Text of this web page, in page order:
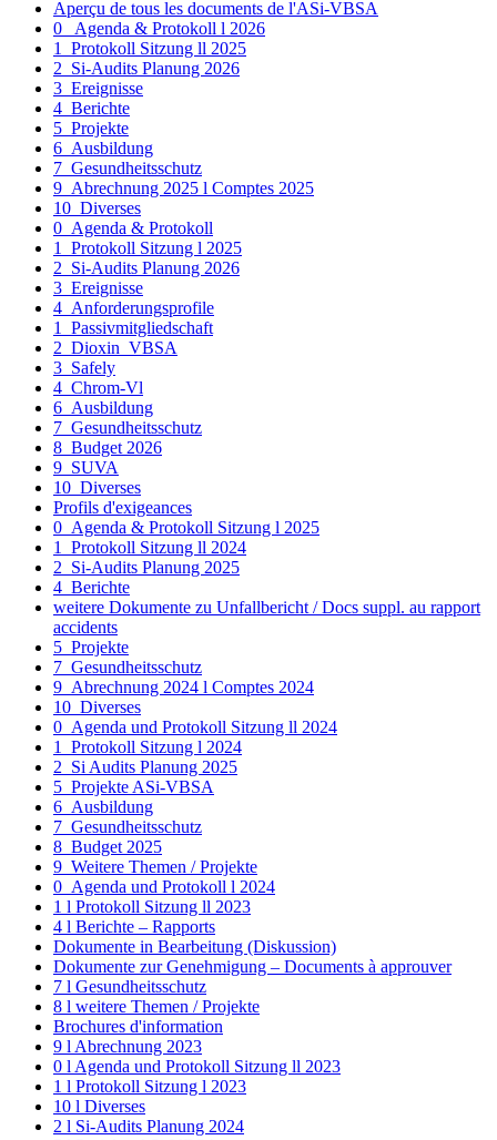
Aperçu de tous les documents de l'ASi-VBSA
0_ Agenda & Protokoll l 2026
1_Protokoll Sitzung ll 2025
2_Si-Audits Planung 2026
3_Ereignisse
4_Berichte
5_Projekte
6_Ausbildung
7_Gesundheitsschutz
9_Abrechnung 2025 l Comptes 2025
10_Diverses
0_Agenda & Protokoll
1_Protokoll Sitzung l 2025
2_Si-Audits Planung 2026
3_Ereignisse
4_Anforderungsprofile
1_Passivmitgliedschaft
2_Dioxin_VBSA
3_Safely
4_Chrom-Vl
6_Ausbildung
7_Gesundheitsschutz
8_Budget 2026
9_SUVA
10_Diverses
Profils d'exigeances
0_Agenda & Protokoll Sitzung l 2025
1_Protokoll Sitzung ll 2024
2_Si-Audits Planung 2025
4_Berichte
weitere Dokumente zu Unfallbericht / Docs suppl. au rapport
accidents
5_Projekte
7_Gesundheitsschutz
9_Abrechnung 2024 l Comptes 2024
10_Diverses
0_Agenda und Protokoll Sitzung ll 2024
1_Protokoll Sitzung l 2024
2_Si Audits Planung 2025
5_Projekte ASi-VBSA
6_Ausbildung
7_Gesundheitsschutz
8_Budget 2025
9_Weitere Themen / Projekte
0_Agenda und Protokoll l 2024
1 l Protokoll Sitzung ll 2023
4 l Berichte – Rapports
Dokumente in Bearbeitung (Diskussion)
Dokumente zur Genehmigung – Documents à approuver
7 l Gesundheitsschutz
8 l weitere Themen / Projekte
Brochures d'information
9 l Abrechnung 2023
0 l Agenda und Protokoll Sitzung ll 2023
1 l Protokoll Sitzung l 2023
10 l Diverses
2 l Si-Audits Planung 2024